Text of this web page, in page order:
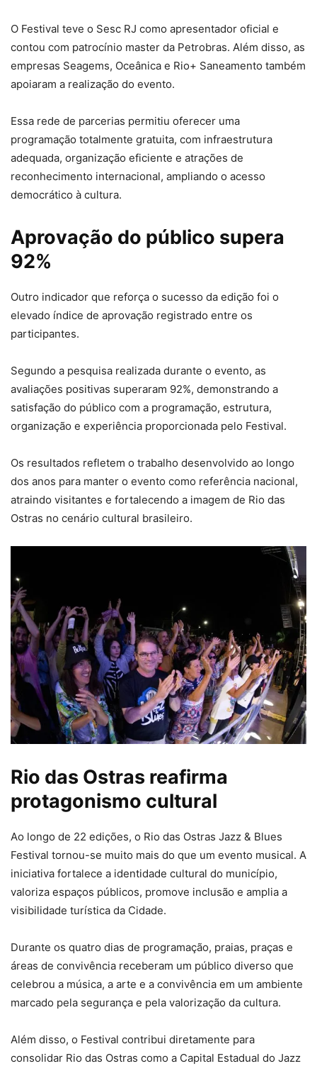
O Festival teve o Sesc RJ como apresentador oficial e
contou com patrocínio master da Petrobras. Além disso, as
empresas Seagems, Oceânica e Rio+ Saneamento também
apoiaram a realização do evento.
Essa rede de parcerias permitiu oferecer uma
programação totalmente gratuita, com infraestrutura
adequada, organização eficiente e atrações de
reconhecimento internacional, ampliando o acesso
democrático à cultura.
Aprovação do público supera
92%
Outro indicador que reforça o sucesso da edição foi o
elevado índice de aprovação registrado entre os
participantes.
Segundo a pesquisa realizada durante o evento, as
avaliações positivas superaram 92%, demonstrando a
satisfação do público com a programação, estrutura,
organização e experiência proporcionada pelo Festival.
Os resultados refletem o trabalho desenvolvido ao longo
dos anos para manter o evento como referência nacional,
atraindo visitantes e fortalecendo a imagem de Rio das
Ostras no cenário cultural brasileiro.
Rio das Ostras reafirma
protagonismo cultural
Ao longo de 22 edições, o Rio das Ostras Jazz & Blues
Festival tornou-se muito mais do que um evento musical. A
iniciativa fortalece a identidade cultural do município,
valoriza espaços públicos, promove inclusão e amplia a
visibilidade turística da Cidade.
Durante os quatro dias de programação, praias, praças e
áreas de convivência receberam um público diverso que
celebrou a música, a arte e a convivência em um ambiente
marcado pela segurança e pela valorização da cultura.
Além disso, o Festival contribui diretamente para
consolidar Rio das Ostras como a Capital Estadual do Jazz